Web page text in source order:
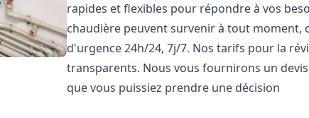
rapides et flexibles pour répondre à vos
chaudière peuvent survenir à tout
d'urgence 24h/24, 7j/7. Nos tarifs pour la
transparents. Nous vous fournirons un
que vous puissiez prendre une décision